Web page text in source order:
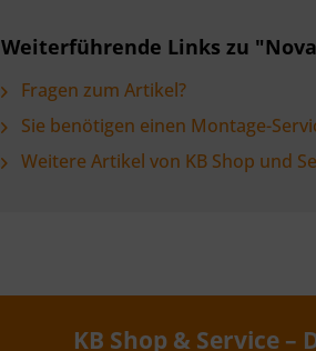
Weiterführende Links zu
Fragen zum Artikel?
Sie benötigen einen Montage-
Weitere Artikel von KB Shop und
KB Shop & Service